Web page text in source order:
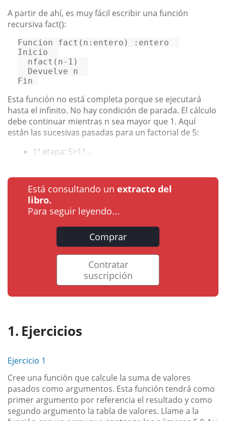
A partir de ahí, es muy fácil escribir una función
recursiva fact():
Funcion fact (n:entero) :entero
Inicio
nfact (n- 1 )
Devuelve n
Fin
Esta función no está completa porque se ejecutará
hasta el infinito. No hay condición de parada. El cálculo
debe continuar mientras n sea mayor que 1. Aquí
están las sucesivas pasadas para un factorial de 5:
1ª etapa: 5>1?...
Está consultando un extracto del
libro.
Para seguir leyendo...
Comprar
Contratar
suscripción
Ejercicios
Ejercicio 1
Cree una función que calcule la suma de valores
pasados como argumentos. Esta función tendrá como
primer argumento por referencia el resultado y como
segundo argumento la tabla de valores. Llame a la